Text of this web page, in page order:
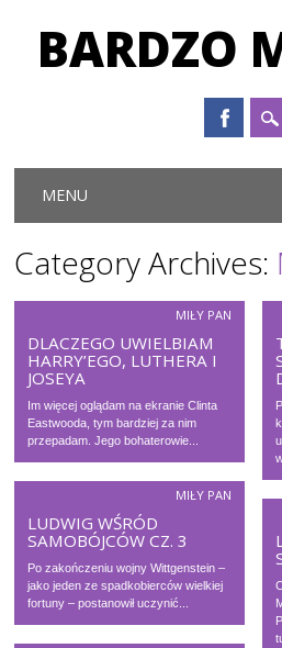
BARDZO
Main menu
MENU
Category Archives:
MIŁY PAN
DLACZEGO UWIELBIAM
HARRY’EGO, LUTHERA I
JOSEYA
Im więcej oglądam na ekranie Clinta
Eastwooda, tym bardziej za nim
przepadam. Jego bohaterowie...
MIŁY PAN
LUDWIG WŚRÓD
SAMOBÓJCÓW CZ. 3
Po zakończeniu wojny Wittgenstein –
jako jeden ze spadkobierców wielkiej
fortuny – postanowił uczynić...